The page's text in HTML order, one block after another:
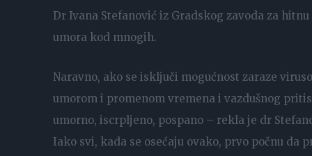
Dr Ivana Stefanović iz Gradskog zavoda za
umora kod mnogih.
Naravno, ako se isključi mogućnost zaraze
umorom i promenom vremena i vazdušnog
umorno, iscrpljeno, pospano – rekla je dr
Iako svi, kada se osećaju ovako, prvo počnu da